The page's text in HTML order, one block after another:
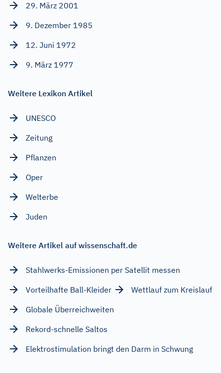
29. März 2001
9. Dezember 1985
12. Juni 1972
9. März 1977
Weitere Lexikon Artikel
UNESCO
Zeitung
Pflanzen
Oper
Welterbe
Juden
Weitere Artikel auf wissenschaft.de
Stahlwerks-Emissionen per Satellit messen
Vorteilhafte Ball-Kleider
Wettlauf zum Kreislauf
Globale Überreichweiten
Rekord-schnelle Saltos
Elektrostimulation bringt den Darm in Schwung